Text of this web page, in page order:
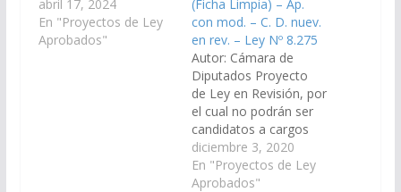
8275. ( Exptes. N° 91-
49.392/2024, 91-
47.843/2023 y 91-
abril 17, 2024
En "Proyectos de Ley
Aprobados"
(Ficha Limpia) – Ap.
con mod. – C. D. nuev.
en rev. – Ley Nº 8.275
Autor: Cámara de
Diputados Proyecto
de Ley en Revisión, por
el cual no podrán ser
candidatos a cargos
públicos electivos
provinciales y
municipales los
diciembre 3, 2020
En "Proyectos de Ley
Aprobados"